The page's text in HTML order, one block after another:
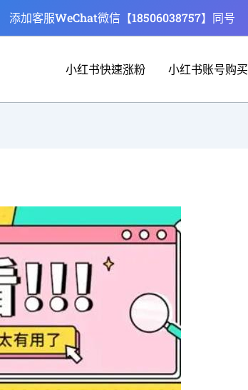
添加客服WeChat微信【18506038757】同号
小红书快速涨粉 小红书账号购买